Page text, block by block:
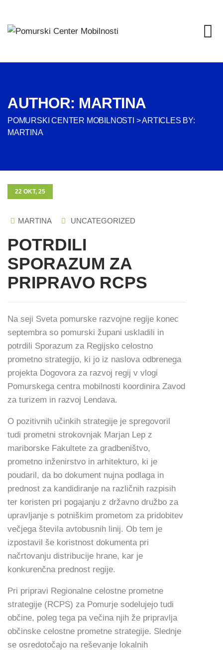
AUTHOR: MARTINA
POMURSKI CENTER MOBILNOSTI >ARTICLES BY:
MARTINA
22 OKT, 25
MARTINA UNCATEGORIZED
POTRDILI
SPORAZUM ZA
PRIPRAVO RCPS
Na seji Sveta pomurske razvojne regije konec
septembra so pomurski župani uskladili in
potrdili Sporazum za Regijsko celostno
prometno strategijo, ki jo iz naslova odbrenega
projekta Dogovora za razvoj regij v vlogi
Pomurskega centra mobilnosti koordinira Zavod
za turizem in razvoj Lendava.
O pozitivnih učinkih strategije je spregovoril
tudi prometni strokovnjak Marjan Lep z
mariborske Fakultete za gradbeništvo,
prometno inženirstvo in arhitekturo, ki je
poudaril, da bo dokument nujna podlaga in
prednost za kandidiranje na različnih razpisih
ter koristen pri pogajanju z državno družbo za
upravljanje s potniškim prometom za pridobitev
večjega števila avtobusnih linij. Ob tem je
izpostavil še koristnost dokumenta pri
načrtovanju distribucije hrane, kar je
konkurenčna prednost regije.
Pri pripravi Regionalne celostne prometne
strategije (RCPS) za Pomurje sodelujejo tudi
občine, poleg tega pa večina njih že pripravlja
občinske celostne prometne strategije. Slednje
se osredotočajo na reševanje lokalnih